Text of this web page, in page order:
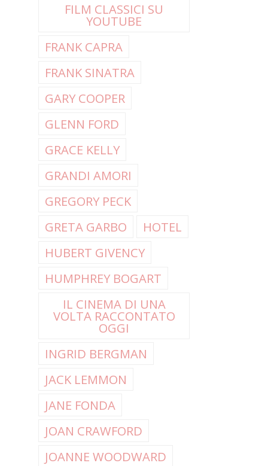
FILM CLASSICI SU
YOUTUBE
FRANK CAPRA
FRANK SINATRA
GARY COOPER
GLENN FORD
GRACE KELLY
GRANDI AMORI
GREGORY PECK
GRETA GARBO
HOTEL
HUBERT GIVENCY
HUMPHREY BOGART
IL CINEMA DI UNA
VOLTA RACCONTATO
OGGI
INGRID BERGMAN
JACK LEMMON
JANE FONDA
JOAN CRAWFORD
JOANNE WOODWARD